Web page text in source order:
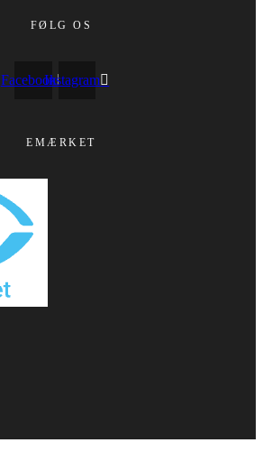
FØLG OS
FacebookInstagram
EMÆRKET